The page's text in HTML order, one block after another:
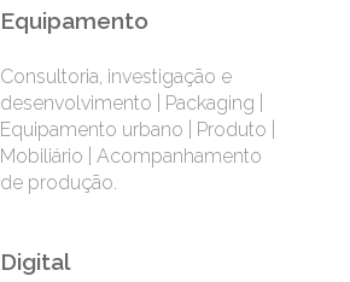
Equipamento
Consultoria, investigação e
desenvolvimento | Packaging |
Equipamento urbano | Produto |
Mobiliário | Acompanhamento
de produção.
Digital